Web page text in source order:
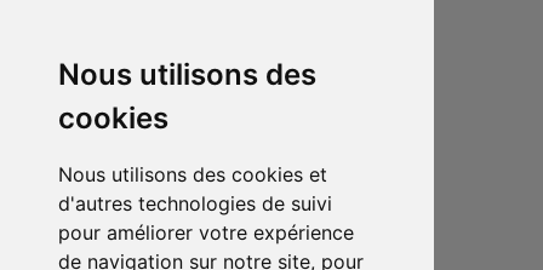
Nous utilisons des
cookies
Nous utilisons des cookies et
d'autres technologies de suivi
pour améliorer votre expérience
de navigation sur notre site, pour